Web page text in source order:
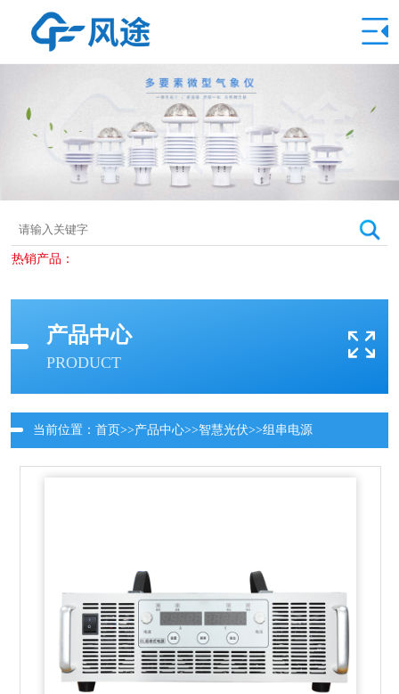
热销产品：
产品中心
PRODUCT
当前位置： 首页>>产品中心>>智慧光伏>>组串电源